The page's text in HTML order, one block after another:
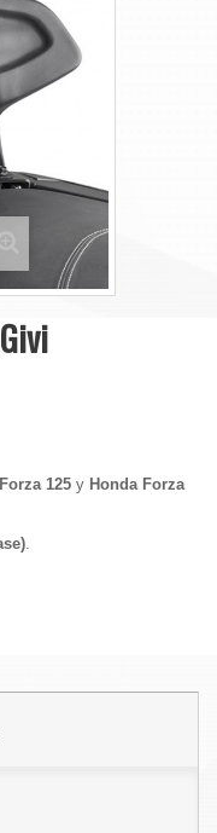
125 y Honda Forza
.